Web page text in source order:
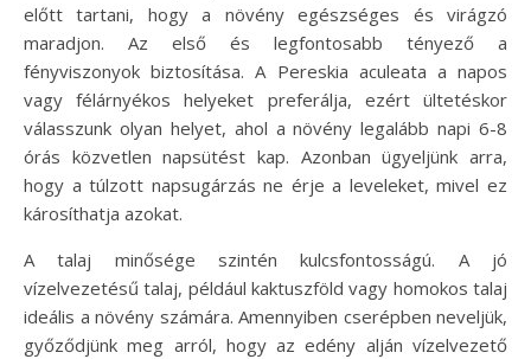
előtt tartani, hogy a növény egészséges és virágzó
maradjon. Az első és legfontosabb tényező a
fényviszonyok biztosítása. A Pereskia aculeata a napos
vagy félárnyékos helyeket preferálja, ezért ültetéskor
válasszunk olyan helyet, ahol a növény legalább napi 6-8
órás közvetlen napsütést kap. Azonban ügyeljünk arra,
hogy a túlzott napsugárzás ne érje a leveleket, mivel ez
károsíthatja azokat.
A talaj minősége szintén kulcsfontosságú. A jó
vízelvezetésű talaj, például kaktuszföld vagy homokos talaj
ideális a növény számára. Amennyiben cserépben neveljük,
győződjünk meg arról, hogy az edény alján vízelvezető